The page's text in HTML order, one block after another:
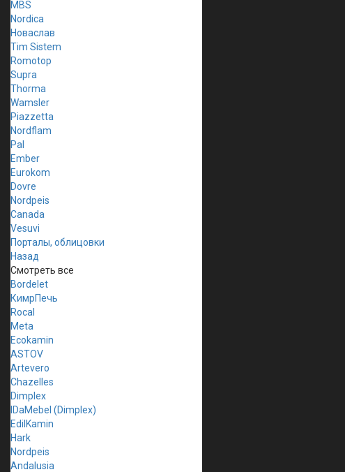
MBS
Nordica
Новаслав
Tim Sistem
Romotop
Supra
Thorma
Wamsler
Piazzetta
Nordflam
Pal
Ember
Eurokom
Dovre
Nordpeis
Canada
Vesuvi
Порталы, облицовки
Назад
Смотреть все
Bordelet
КимрПечь
Rocal
Meta
Ecokamin
ASTOV
Artevero
Chazelles
Dimplex
IDaMebel (Dimplex)
EdilKamin
Hark
Nordpeis
Andalusia